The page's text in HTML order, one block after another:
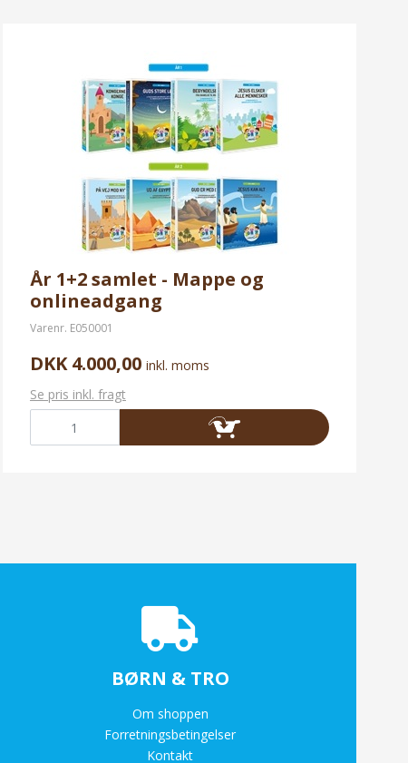
År 1+2 samlet - Mappe og
onlineadgang
Varenr. E050001
DKK 4.000,00 inkl. moms
Se pris inkl. fragt
BØRN & TRO
Om shoppen
Forretningsbetingelser
Kontakt